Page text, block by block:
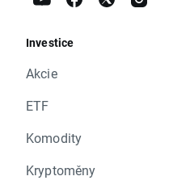
Investice
Akcie
ETF
Komodity
Kryptoměny